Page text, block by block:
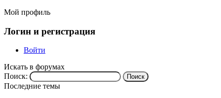
Мой профиль
Логин и регистрация
Войти
Искать в форумах
Поиск:
Последние темы